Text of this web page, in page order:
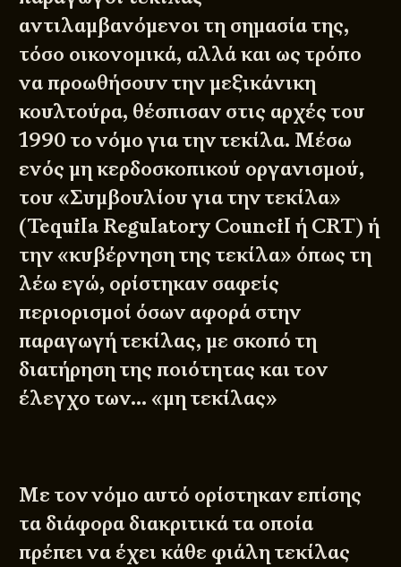
αντιλαμβανόμενοι τη σημασία της,
τόσο οικονομικά, αλλά και ως τρόπο
να προωθήσουν την μεξικάνικη
κουλτούρα, θέσπισαν στις αρχές του
1990 το νόμο για την τεκίλα. Μέσω
ενός μη κερδοσκοπικού οργανισμού,
του «Συμβουλίου για την τεκίλα»
(Tequila Regulatory Council ή CRT) ή
την «κυβέρνηση της τεκίλα» όπως τη
λέω εγώ, ορίστηκαν σαφείς
περιορισμοί όσων αφορά στην
παραγωγή τεκίλας, με σκοπό τη
διατήρηση της ποιότητας και τον
έλεγχο των… «μη τεκίλας»
Με τον νόμο αυτό ορίστηκαν επίσης
τα διάφορα διακριτικά τα οποία
πρέπει να έχει κάθε φιάλη τεκίλας